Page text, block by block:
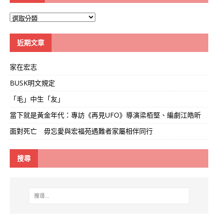
大
近期文章
家在宏志
BUSK明文規定
「毛」中生「友」
當下就是黃金年代：專訪《再見UFO》導演梁栢堅、編劇江皓昕
面對死亡 毋忘愛與宏福苑遇難者家屬相伴同行
搜尋